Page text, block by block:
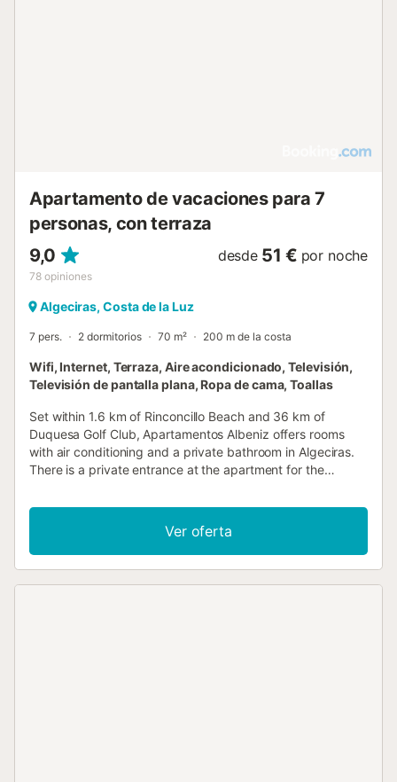
Apartamento de vacaciones para 7
personas, con terraza
9,0
78 opiniones
desde 51 € por noche
Algeciras, Costa de la Luz
7 pers. 2 dormitorios 70 m² 200 m de la costa
Wifi, Internet, Terraza, Aire acondicionado, Televisión,
Televisión de pantalla plana, Ropa de cama, Toallas
Set within 1.6 km of Rinconcillo Beach and 36 km of
Duquesa Golf Club, Apartamentos Albeniz offers rooms
with air conditioning and a private bathroom in Algeciras.
There is a private entrance at the apartment for the
Ver oferta